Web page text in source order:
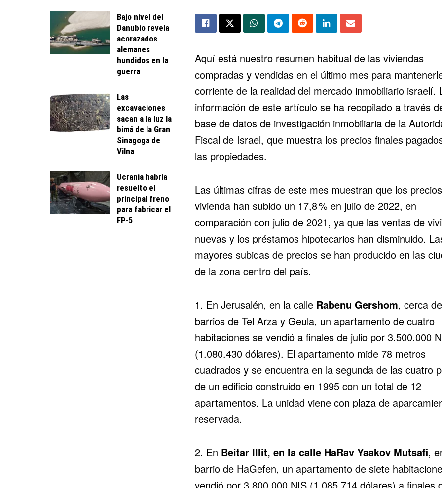
Aquí está nuestro resumen habitual de las viviendas
compradas y vendidas en el último mes para
corriente de la realidad del mercado inmobiliario israelí.
información de este artículo se ha recopilado a través
base de datos de investigación inmobiliaria de la
Fiscal de Israel, que muestra los precios finales
las propiedades.
Las últimas cifras de este mes muestran que los
viviendahan subido un 17,8 % en julio de 2022, en
comparación con julio de 2021, ya que las ventas de
nuevas y los préstamos hipotecarios han disminuido.
mayores subidas de precios se han producido en las
de la zona centro del país.
1. En Jerusalén, en la calle Rabenu Gershom, cerca
barrios de Tel Arza y Geula, un apartamento de cuatro
habitaciones se vendió a finales de julio por 3.500.000
(1.080.430 dólares). El apartamento mide 78 metros
cuadrados y se encuentra en la segunda de las cuatro
de un edificio construido en 1995 con un total de 12
apartamentos. La unidad viene con plaza de
reservada.
2. En Beitar Illit, en la calle HaRav Yaakov Mutsafi,
barrio de HaGefen, un apartamento de siete
vendió por 3.800.000 NIS (1.085.714 dólares) a finales
Bajo nivel del
Danubio revela
acorazados
alemanes
hundidos en la
guerra
Las
excavaciones
sacan a la luz la
bimá de la Gran
Sinagoga de
Vilna
Ucrania habría
resuelto el
principal freno
para fabricar el
FP-5